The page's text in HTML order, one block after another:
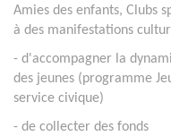
Amies des enfants, Clubs
à des manifestations
- d'accompagner la
des jeunes (programme
service civique)
- de collecter des fonds